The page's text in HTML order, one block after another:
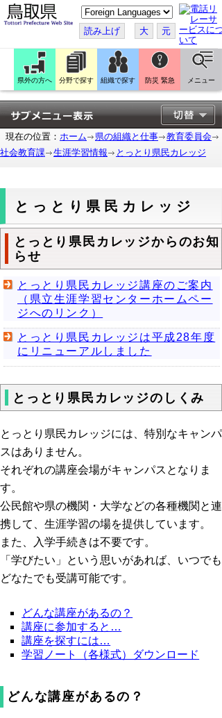
こ
の
ペ
ー
ジ
翻
訳
す
る
読み上げ 大 元
県外の方へ 分野で探す 組織で探す 防災 緊急 メニュー
現在の位置： ホーム 県の組織と仕事
教育委員会
社会教育課
生涯学習情報 とっとり県民カレッジ
とっとり県民カレッジ
とっとり県民カレッジからのお知
らせ
とっとり県民カレッジ講座のご案内
（県立生涯学習センターホームペー
ジへのリンク）
とっとり県民カレッジは平成28年度
にリニューアルしました
とっとり県民カレッジのしくみ
とっとり県民カレッジには、特別なキャンパ
スはありません。
それぞれの講座会場がキャンパスとなりま
す。
公民館や県の機関・大学などの各種機関と連
携して、生涯学習の場を提供しています。
また、入学手続きは不要です。
「学びたい」という思いがあれば、いつでも
どなたでも受講可能です。
どんな講座があるの？
講座に参加すると…
講座を探すには…
学習ノート（各様式）ダウンロード
どんな講座があるの？